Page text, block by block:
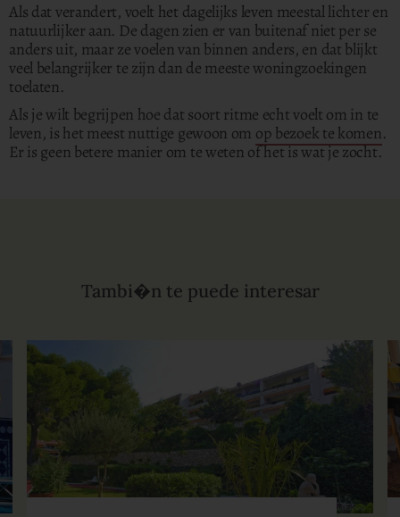
Als dat verandert, voelt het dagelijks leven meestal lichter en
natuurlijker aan. De dagen zien er van buitenaf niet per se
anders uit, maar ze voelen van binnen anders, en dat blijkt
veel belangrijker te zijn dan de meeste woningzoekingen
toelaten.
Als je wilt begrijpen hoe dat soort ritme echt voelt om in te
leven, is het meest nuttige gewoon om op bezoek te komen.
Er is geen betere manier om te weten of het is wat je zocht.
Tambi�n te puede interesar